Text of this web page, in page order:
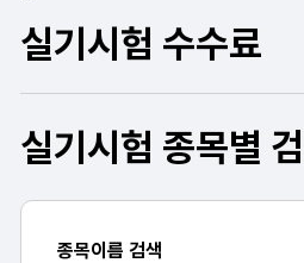
실기시험 수수료
실기시험 종목별
종목이름 검색